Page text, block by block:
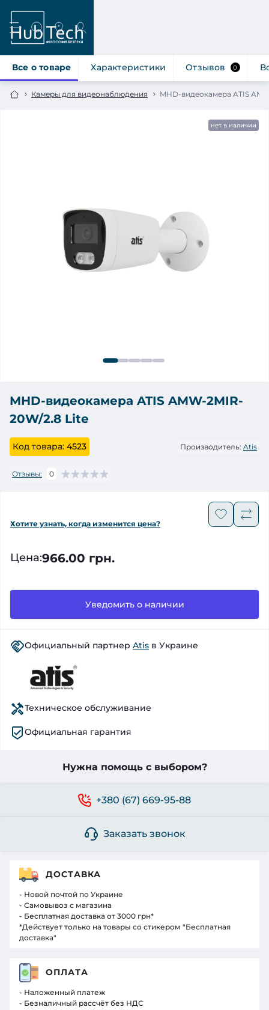
Камеры для видеонаблюдения MHD-видеокамера ATIS
Все о товаре Характеристики Отзывов 0
нет в наличии
MHD-видеокамера ATIS AMW-2MIR-
20W/2.8 Lite
Код товара: 4523 Производитель: Atis
Отзывы: 0
Хотите узнать, когда изменится цена?
Цена:966.00 грн.
Уведомить о наличии
Официальный партнер Atis в Украине
Техническое обслуживание
Официальная гарантия
Нужна помощь с выбором?
+380 (67) 669-95-88
Заказать звонок
ДОСТАВКА
- Новой почтой по Украине
- Самовывоз с магазина
- Бесплатная доставка от 3000 грн*
*Действует только на товары со стикером "Бесплатная
доставка"
ОПЛАТА
- Наложенный платеж
- Безналичный рассчёт без НДС